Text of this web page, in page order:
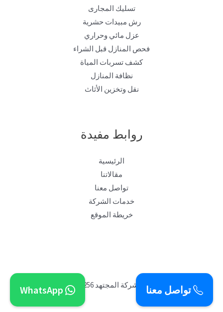
تسليك المجارى
رش مبيدات حشرية
عزل مائي وحراري
فحص المنازل قبل الشراء
كشف تسربات المياة
نظافة المنازل
نقل وتخزين الأثاث
روابط مفيدة
الرئيسية
مقالاتنا
تواصل معنا
خدمات الشركة
خريطة الموقع
[تصميم ]شركة المجتهد 0505519256تواصل معنا